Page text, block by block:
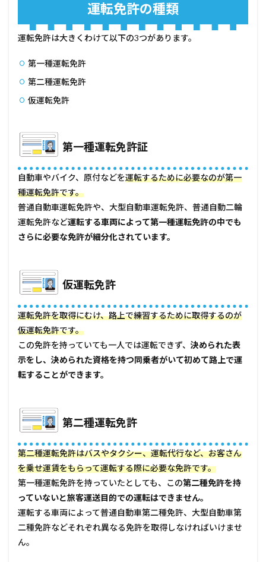
1.1
第一
転免
仮運
1.3
第二
種運
転免
許
2
第二
種免
許に
2.1
第二
転免
許の
取得
条件
2.2
第二
許取
得の
ため
用、
教習
時限
数
2.2.1
費用(普
通自動
運転免許の種類
運転免許は大きくわけて以下の3つがあります。
第一種運転免許
第二種運転免許
仮運転免許
第一種運転免許証
自動車やバイク、原付などを運転するために必要なのが第一
種運転免許です。
普通自動車運転免許や、大型自動車運転免許、普通自動二輪
運転免許など運転する車両によって第一種運転免許の中でも
さらに必要な免許が細分化されています。
仮運転免許
運転免許を取得にむけ、路上で練習するために取得するのが
仮運転免許です。
この免許を持っていても一人では運転できず、 決められた表
示をし、決められた資格を持つ同乗者がいて初めて路上で運
転することができます。
第二種運転免許
第二種運転免許はバスやタクシー、運転代行など、お客さん
を乗せ運賃をもらって運転する際に必要な免許です。
第一種運転免許を持っていたとしても、この第二種免許を持
っていないと旅客運送目的での運転はできません。
運転する車両によって普通自動車第二種免許、大型自動車第
二種免許などそれぞれ異なる免許を取得しなければいけませ
ん。